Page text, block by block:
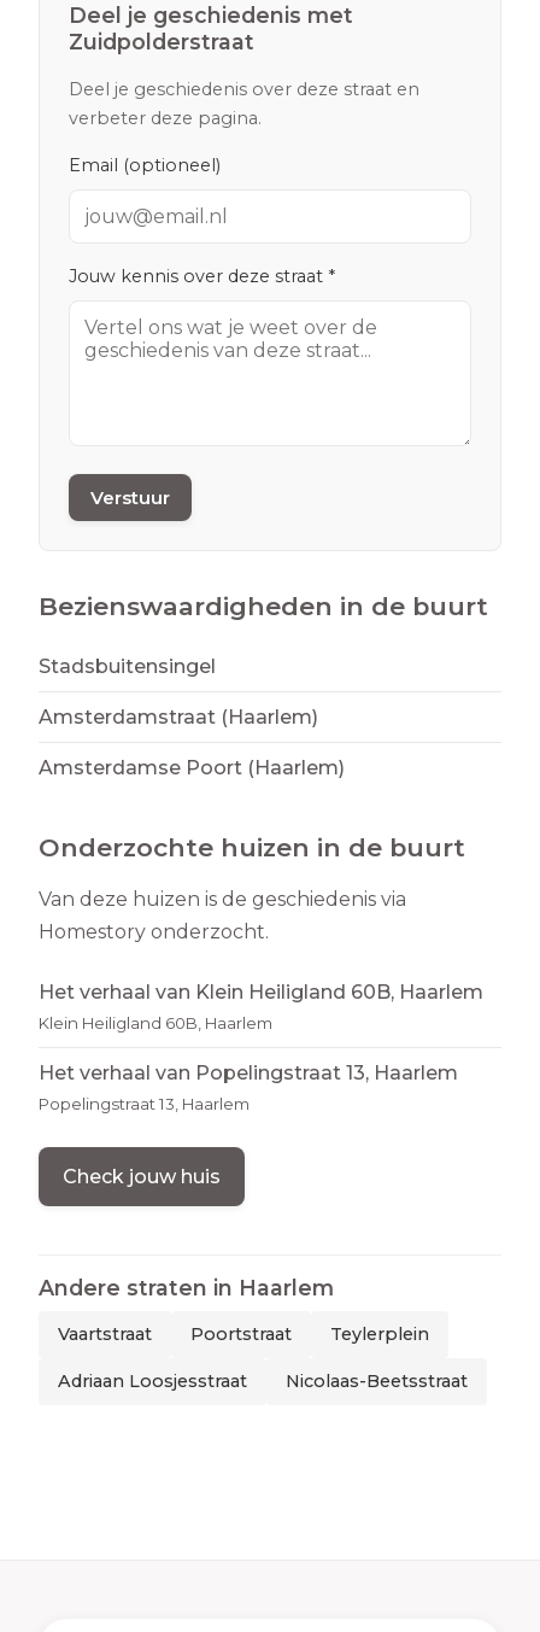
Deel je geschiedenis met
Zuidpolderstraat
Deel je geschiedenis over deze straat en
verbeter deze pagina.
Email (optioneel)
Jouw kennis over deze straat *
Verstuur
Bezienswaardigheden in de buurt
Stadsbuitensingel
Amsterdamstraat (Haarlem)
Amsterdamse Poort (Haarlem)
Onderzochte huizen in de buurt
Van deze huizen is de geschiedenis via
Homestory onderzocht.
Het verhaal van Klein Heiligland 60B, Haarlem
Klein Heiligland 60B, Haarlem
Het verhaal van Popelingstraat 13, Haarlem
Popelingstraat 13, Haarlem
Check jouw huis
Andere straten in Haarlem
Vaartstraat Poortstraat Teylerplein
Adriaan Loosjesstraat Nicolaas-Beetsstraat